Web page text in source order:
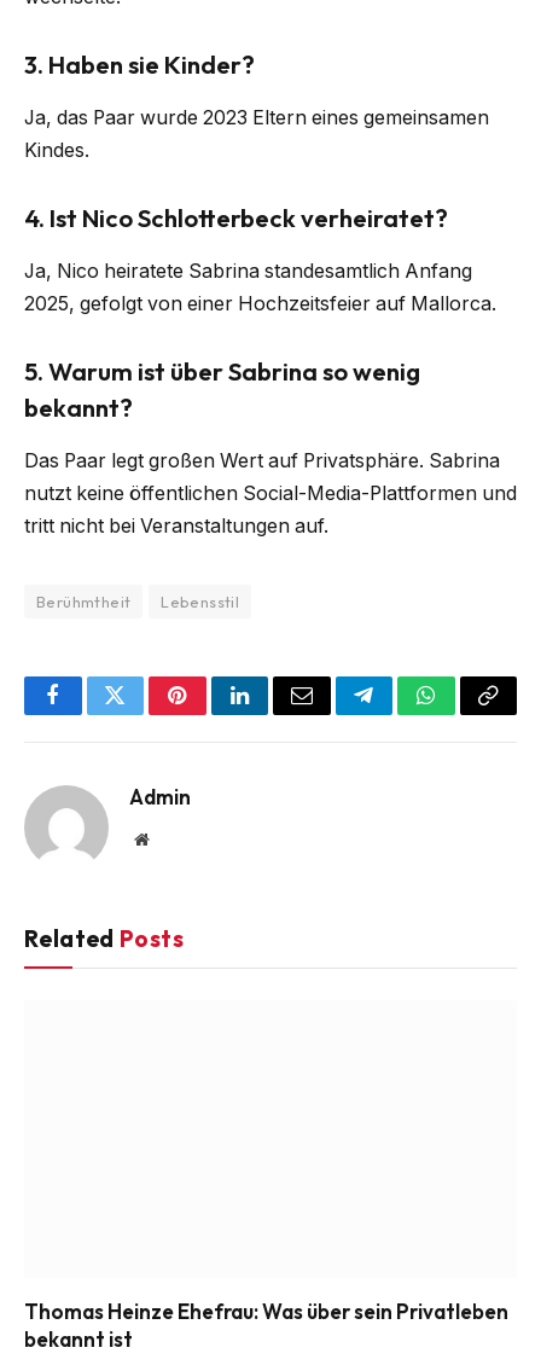
3. Haben sie Kinder?
Ja, das Paar wurde 2023 Eltern eines gemeinsamen
Kindes.
4. Ist Nico Schlotterbeck verheiratet?
Ja, Nico heiratete Sabrina standesamtlich Anfang
2025, gefolgt von einer Hochzeitsfeier auf Mallorca.
5. Warum ist über Sabrina so wenig
bekannt?
Das Paar legt großen Wert auf Privatsphäre. Sabrina
nutzt keine öffentlichen Social-Media-Plattformen und
tritt nicht bei Veranstaltungen auf.
Berühmtheit Lebensstil
FacebookTwitterPinterestLinkedInEmail TelegramWhatsApp
Copy
Admin
Website
Related Posts
Thomas Heinze Ehefrau: Was über sein Privatleben
bekannt ist